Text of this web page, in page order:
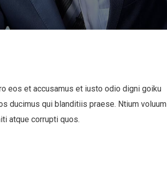
eos et accusamus et iusto odio digni goiku
ducimus qui blanditiis praese. Ntium voluum
atque corrupti quos.